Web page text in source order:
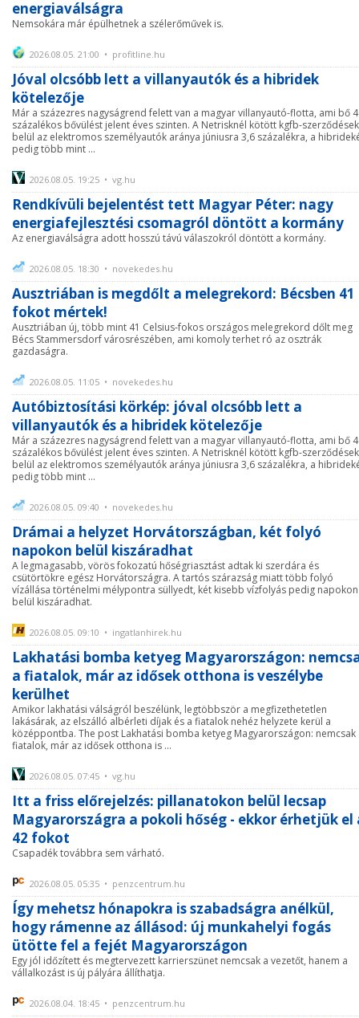
energiaválságra
Nemsokára már épülhetnek a szélerőművek is.
2026.08.05. 21:00 • profitline.hu
Jóval olcsóbb lett a villanyautók és a hibridek
kötelezője
Már a százezres nagyságrend felett van a magyar villanyautó-flotta, ami bő
százalékos bővülést jelent éves szinten. A Netrisknél kötött kgfb-
belül az elektromos személyautók aránya júniusra 3,6 százalékra, a
pedig több mint ...
2026.08.05. 19:25 • vg.hu
Rendkívüli bejelentést tett Magyar Péter: nagy
energiafejlesztési csomagról döntött a kormány
Az energiaválságra adott hosszú távú válaszokról döntött a kormány.
2026.08.05. 18:30 • novekedes.hu
Ausztriában is megdőlt a melegrekord: Bécsben 41
fokot mértek!
Ausztriában új, több mint 41 Celsius-fokos országos melegrekord dőlt meg
Bécs Stammersdorf városrészében, ami komoly terhet ró az osztrák
gazdaságra.
2026.08.05. 11:05 • novekedes.hu
Autóbiztosítási körkép: jóval olcsóbb lett a
villanyautók és a hibridek kötelezője
Már a százezres nagyságrend felett van a magyar villanyautó-flotta, ami bő
százalékos bővülést jelent éves szinten. A Netrisknél kötött kgfb-
belül az elektromos személyautók aránya júniusra 3,6 százalékra, a
pedig több mint ...
2026.08.05. 09:40 • novekedes.hu
Drámai a helyzet Horvátországban, két folyó
napokon belül kiszáradhat
A legmagasabb, vörös fokozatú hőségriasztást adtak ki szerdára és
csütörtökre egész Horvátországra. A tartós szárazság miatt több folyó
vízállása történelmi mélypontra süllyedt, két kisebb vízfolyás pedig napokon
belül kiszáradhat.
2026.08.05. 09:10 • ingatlanhirek.hu
Lakhatási bomba ketyeg Magyarországon:
a fiatalok, már az idősek otthona is veszélybe
kerülhet
Amikor lakhatási válságról beszélünk, legtöbbször a megfizethetetlen
lakásárak, az elszálló albérleti díjak és a fiatalok nehéz helyzete kerül a
középpontba. The post Lakhatási bomba ketyeg Magyarországon: nemcsak
fiatalok, már az idősek otthona is ...
2026.08.05. 07:45 • vg.hu
Itt a friss előrejelzés: pillanatokon belül lecsap
Magyarországra a pokoli hőség - ekkor érhetjük el
42 fokot
Csapadék továbbra sem várható.
2026.08.05. 05:35 • penzcentrum.hu
Így mehetsz hónapokra is szabadságra anélkül,
hogy rámenne az állásod: új munkahelyi fogás
ütötte fel a fejét Magyarországon
Egy jól időzített és megtervezett karrierszünet nemcsak a vezetőt, hanem a
vállalkozást is új pályára állíthatja.
2026.08.04. 18:45 • penzcentrum.hu